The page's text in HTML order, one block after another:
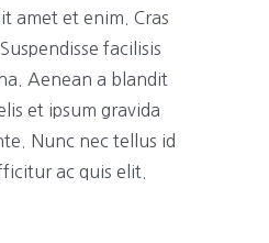
amet et enim. Cras
facilisis
Aenean a blandit
et ipsum gravida
Nunc nec tellus id
ac quis elit.